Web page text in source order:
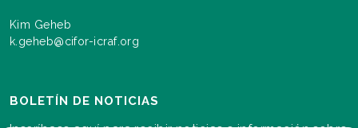
Kim Geheb
k.geheb@cifor-icraf.org
BOLETÍN DE NOTICIAS